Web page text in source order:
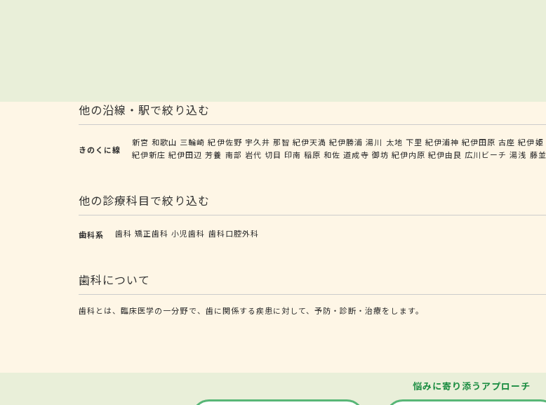
他の沿線・駅で絞り込む
きのくに線
新宮 和歌山 三輪崎 紀伊佐野 宇久井 那智 紀伊天満 紀伊勝浦 湯川 太地 下里 紀伊浦神 紀伊田原 古座 紀伊姫
紀伊新庄 紀伊田辺 芳養 南部 岩代 切目 印南 稲原 和佐 道成寺 御坊 紀伊内原 紀伊由良 広川ビーチ 湯浅 藤並
他の診療科目で絞り込む
歯科系 歯科 矯正歯科 小児歯科 歯科口腔外科
歯科について
歯科とは、臨床医学の一分野で、歯に関係する疾患に対して、予防・診断・治療をします。
悩みに寄り添うアプローチ